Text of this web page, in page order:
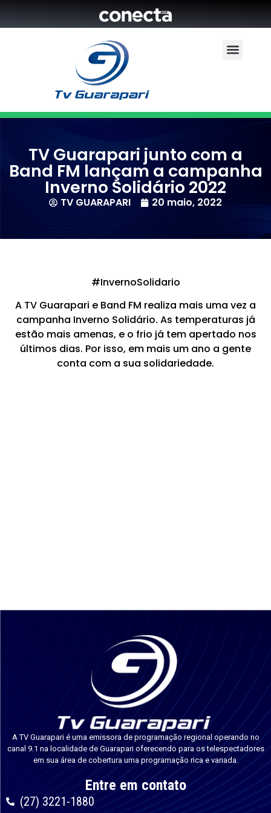
TV Guarapari junto com a
Band FM lançam a campanha
Inverno Solidário 2022
TV GUARAPARI 20 maio, 2022
#InvernoSolidario
A TV Guarapari e Band FM realiza mais uma vez a
campanha Inverno Solidário. As temperaturas já
estão mais amenas, e o frio já tem apertado nos
últimos dias. Por isso, em mais um ano a gente
conta com a sua solidariedade.
A TV Guarapari é uma emissora de programação regional operando no
canal 9.1 na localidade de Guarapari oferecendo para os telespectadores
em sua área de cobertura uma programação rica e variada.
Entre em contato
(27) 3221-1880